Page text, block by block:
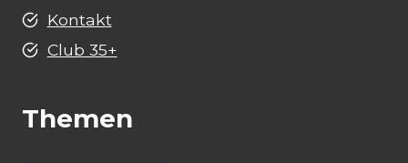
Kontakt
Club 35+
Themen